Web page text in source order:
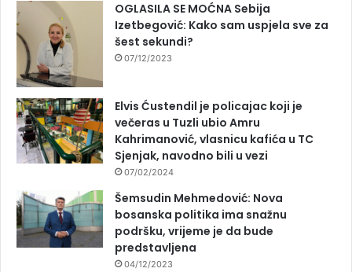
OGLASILA SE MOĆNA Sebija
Izetbegović: Kako sam uspjela sve za
šest sekundi?
07/12/2023
Elvis Ćustendil je policajac koji je
večeras u Tuzli ubio Amru
Kahrimanović, vlasnicu kafića u TC
Sjenjak, navodno bili u vezi
07/02/2024
Šemsudin Mehmedović: Nova
bosanska politika ima snažnu
podršku, vrijeme je da bude
predstavljena
04/12/2023